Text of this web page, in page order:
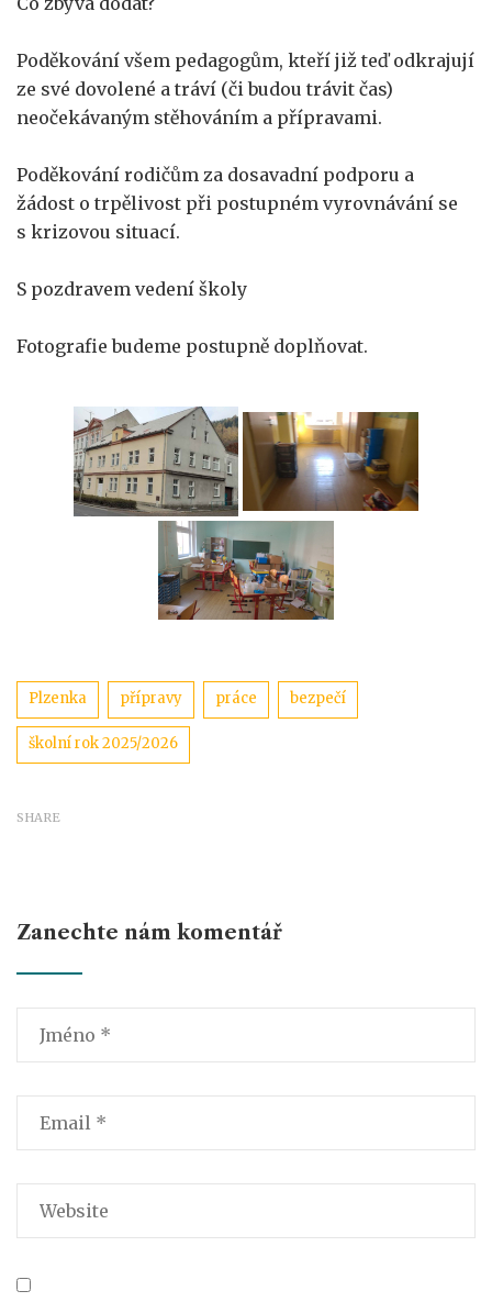
Poděkování všem pedagogům, kteří již teď odkrajují
ze své dovolené a tráví (či budou trávit čas)
neočekávaným stěhováním a přípravami.
Poděkování rodičům za dosavadní podporu a
žádost o trpělivost při postupném vyrovnávání se
s krizovou situací.
S pozdravem vedení školy
Fotografie budeme postupně doplňovat.
Štítky
Plzenka přípravy práce bezpečí
školní rok 2025/2026
SHARE
Zanechte nám komentář